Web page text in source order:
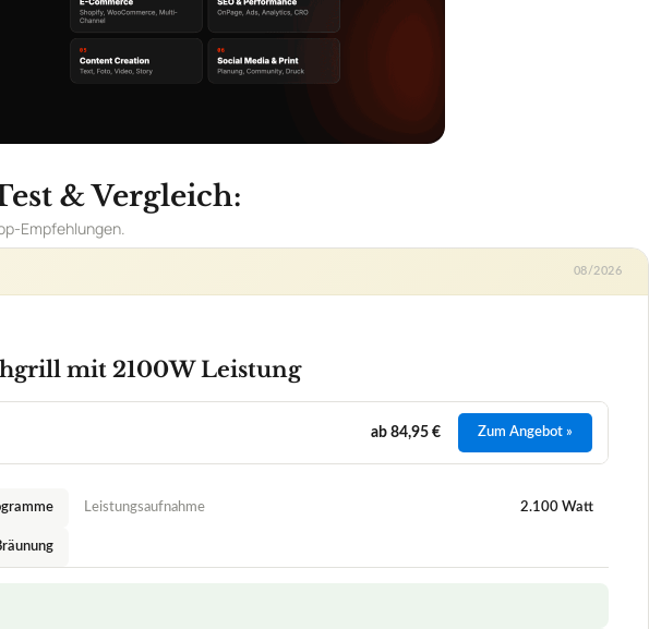
mit 2100W Leistung
Leistungsaufnahme
mit 2100W Leistung
Gemüse verwendet werden? +
eingestellt werden?